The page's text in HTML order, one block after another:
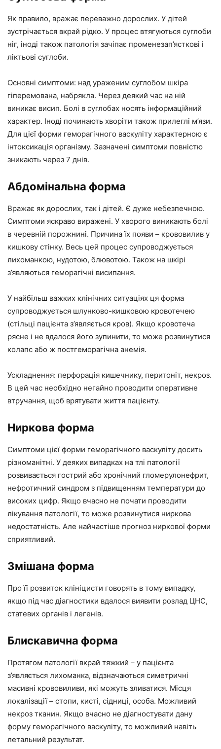
Як правило, вражає переважно дорослих. У дітей
зустрічається вкрай рідко. У процес втягуються суглоби
ніг, іноді також патологія зачіпає променезап’ясткові і
ліктьові суглоби.
Основні симптоми: над ураженим суглобом шкіра
гіперемована, набрякла. Через деякий час на ній
виникає висип. Болі в суглобах носять інформаційний
характер. Іноді починають хворіти також прилеглі м’язи.
Для цієї форми геморагічного васкуліту характерною є
інтоксикація організму. Зазначені симптоми повністю
зникають через 7 днів.
Абдомінальна форма
Вражає як дорослих, так і дітей. Є дуже небезпечною.
Симптоми яскраво виражені. У хворого виникають болі
в черевній порожнині. Причина їх появи – крововилив у
кишкову стінку. Весь цей процес супроводжується
лихоманкою, нудотою, блювотою. Також на шкірі
з’являються геморагічні висипання.
У найбільш важких клінічних ситуаціях ця форма
супроводжується шлунково-кишковою кровотечею
(стільці пацієнта з’являється кров). Якщо кровотеча
рясне і не вдалося його зупинити, то може розвинутися
колапс або ж постгеморагічна анемія.
Ускладнення: перфорація кишечнику, перитоніт, некроз.
В цей час необхідно негайно проводити оперативне
втручання, щоб врятувати життя пацієнту.
Ниркова форма
Симптоми цієї форми геморагічного васкуліту досить
різноманітні. У деяких випадках на тлі патології
розвивається гострий або хронічний гломерулонефрит,
нефротичний синдром з підвищенням температури до
високих цифр. Якщо вчасно не почати проводити
лікування патології, то може розвинутися ниркова
недостатність. Але найчастіше прогноз ниркової форми
сприятливий.
Змішана форма
Про її розвиток клініцисти говорять в тому випадку,
якщо під час діагностики вдалося виявити розлад ЦНС,
статевих органів і легенів.
Блискавична форма
Протягом патології вкрай тяжкий – у пацієнта
з’являється лихоманка, відзначаються симетричні
масивні крововиливи, які можуть зливатися. Місця
локалізації – стопи, кисті, сідниці, особа. Можливий
некроз тканин. Якщо вчасно не діагностувати дану
форму геморагічного васкуліту, то можливий навіть
летальний результат.